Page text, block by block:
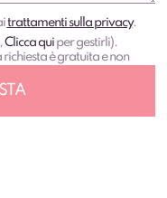
trattamenti sulla privacy.
Clicca quiper gestirli).
richiesta è gratuita e non